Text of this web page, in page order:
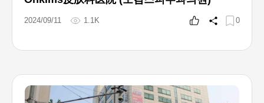
2024/09/11 1.1K 0